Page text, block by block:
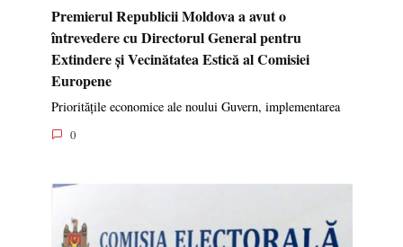
Premierul Republicii Moldova a avut o
întrevedere cu Directorul General pentru
Extindere și Vecinătatea Estică al Comisiei
Europene
Prioritățile economice ale noului Guvern, implementarea
0